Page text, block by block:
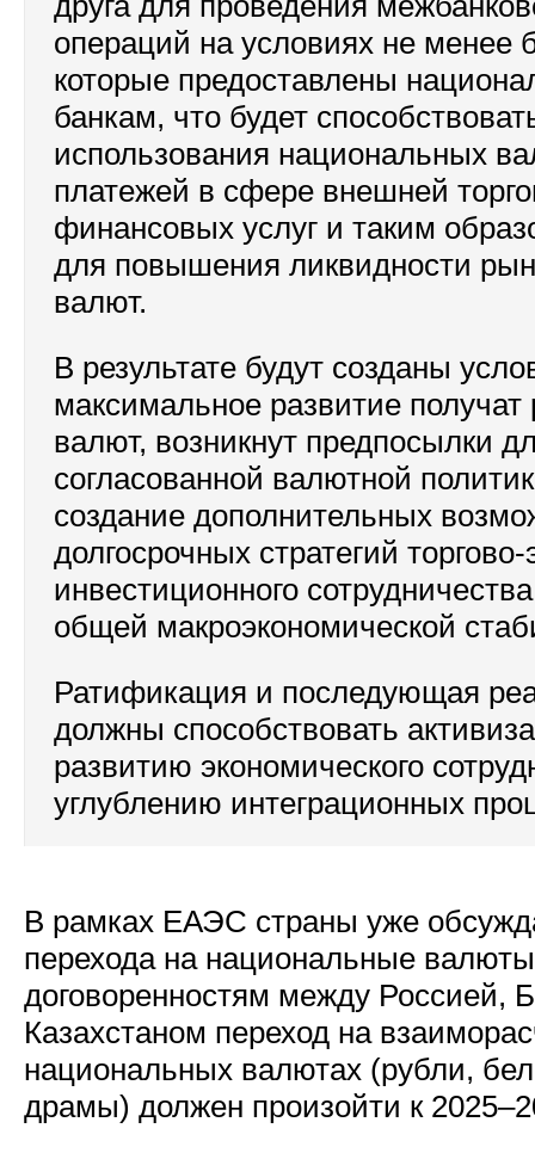
операций на условиях не менее
которые предоставлены
банкам, что будет
использования национальных
платежей в сфере внешней
финансовых услуг и таким
для повышения ликвидности
валют.
В результате будут созданы
максимальное развитие
валют, возникнут предпосылки
согласованной валютной
создание дополнительных
долгосрочных стратегий
инвестиционного
общей макроэкономической
Ратификация и последующая
должны способствовать
развитию экономического
углублению интеграционных
В рамках ЕАЭС страны уже
перехода на национальные
договоренностям между Россией,
Казахстаном переход на
национальных валютах (рубли,
драмы) должен произойти к